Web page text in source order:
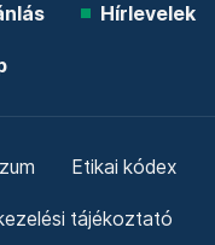
Hírlevelek
Etikai kódex
tájékoztató